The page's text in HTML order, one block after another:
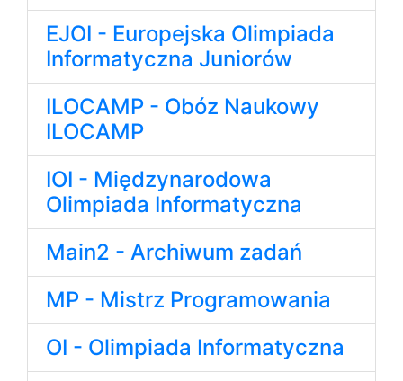
EJOI - Europejska Olimpiada
Informatyczna Juniorów
ILOCAMP - Obóz Naukowy
ILOCAMP
IOI - Międzynarodowa
Olimpiada Informatyczna
Main2 - Archiwum zadań
MP - Mistrz Programowania
OI - Olimpiada Informatyczna